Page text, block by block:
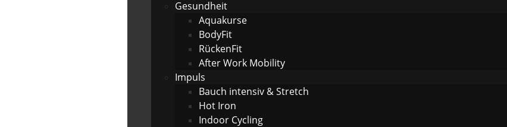
Gesundheit
Aquakurse
BodyFit
RückenFit
After Work Mobility
Impuls
Bauch intensiv & Stretch
Hot Iron
Indoor Cycling